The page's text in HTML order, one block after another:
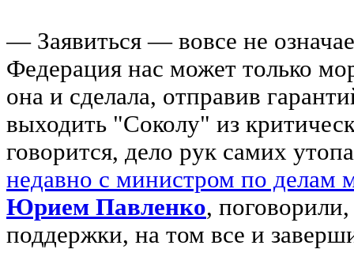
— Заявиться — вовсе не
Федерация нас может только
она и сделала, отправив
выходить "Соколу" из
говорится, дело рук самих
недавно с министром по делам
Юрием Павленко,
поддержки, на том все и